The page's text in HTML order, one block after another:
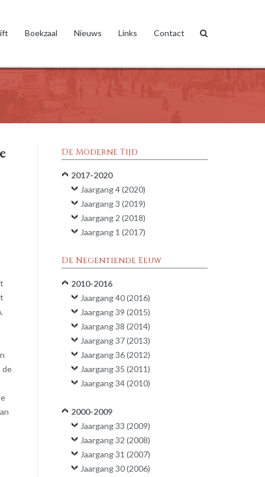
Boekzaal Nieuws Links Contact
de
De Moderne Tijd
2017-2020
Jaargang 4 (2020)
Jaargang 3 (2019)
Jaargang 2 (2018)
Jaargang 1 (2017)
De Negentiende Eeuw
2010-2016
Jaargang 40 (2016)
Jaargang 39 (2015)
Jaargang 38 (2014)
Jaargang 37 (2013)
Jaargang 36 (2012)
Jaargang 35 (2011)
Jaargang 34 (2010)
2000-2009
Jaargang 33 (2009)
Jaargang 32 (2008)
Jaargang 31 (2007)
Jaargang 30 (2006)